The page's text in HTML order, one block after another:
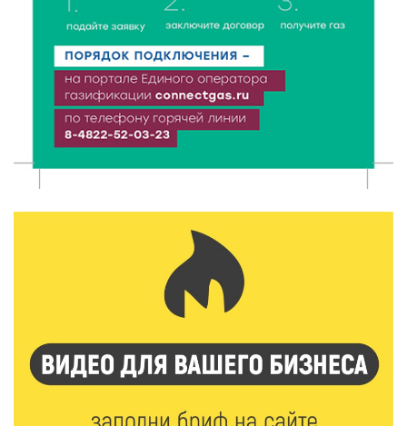
хореографией
6 Авг 2026 16:08 369
Виталий Королев наградил строителей и
анонсировал новые проекты
6 Авг 2026 16:02 139
Калининские футболисты представят Тверскую
область на всероссийском марафоне «Земля
6 Авг 2026 15:48 423
Голубев проверил школы и детсады Зубцова к 1